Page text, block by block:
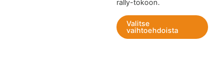
rally-tokoon.
Valitse
vaihtoehdoista